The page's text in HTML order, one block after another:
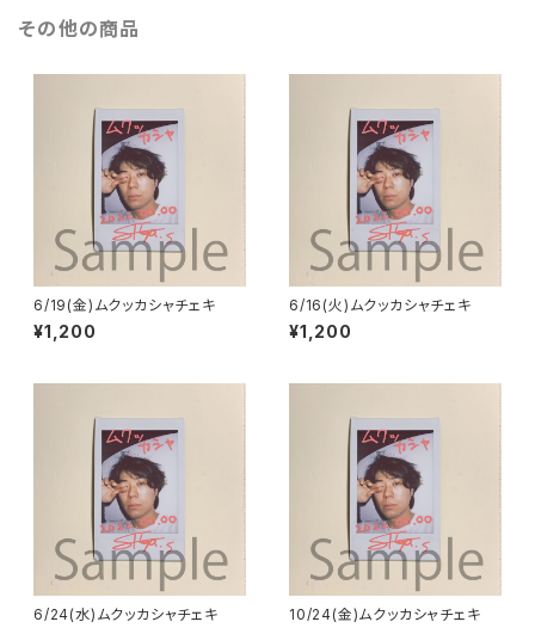
その他の商品
6/19(金)ムクッカシャチェキ
¥1,200
6/16(火)ムクッカシャチェキ
¥1,200
6/24(水)ムクッカシャチェキ 10/24(金)ムクッカシャチェキ